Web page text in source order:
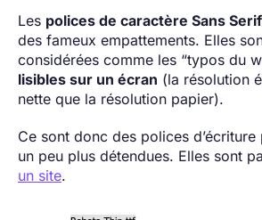
Les polices de caractère Sans Serif
des fameux empattements. Elles
considérées comme les “typos du
lisibles sur un écran (la résolution
nette que la résolution papier).
Ce sont donc des polices
un peu plus détendues. Elles sont
un site.